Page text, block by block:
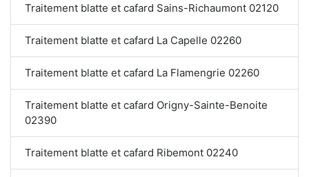
Traitement blatte et cafard Sains-Richaumont 02120
Traitement blatte et cafard La Capelle 02260
Traitement blatte et cafard La Flamengrie 02260
Traitement blatte et cafard Origny-Sainte-Benoite
02390
Traitement blatte et cafard Ribemont 02240